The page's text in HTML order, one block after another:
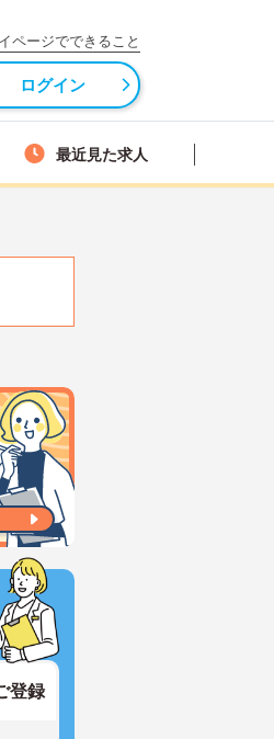
ページでできること
ログイン
最近見た求人
登録